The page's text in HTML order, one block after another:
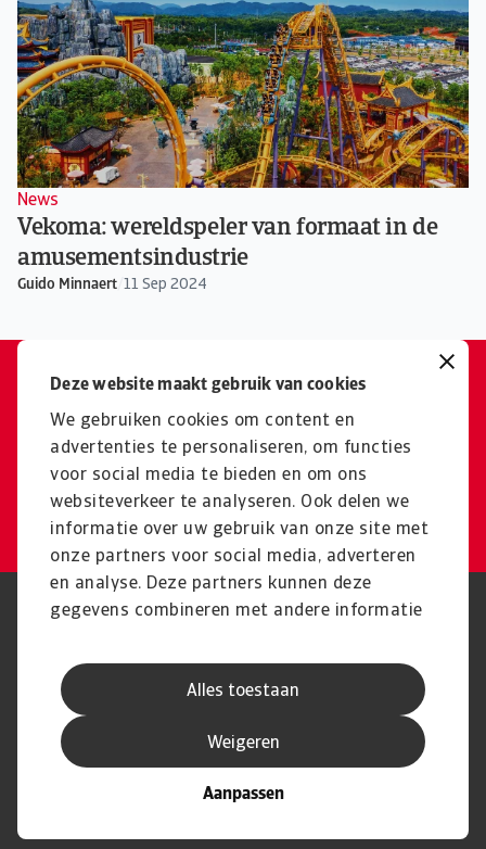
Deze website maakt gebruik van cookies
We gebruiken cookies om content en
advertenties te personaliseren, om functies
voor social media te bieden en om ons
websiteverkeer te analyseren. Ook delen we
informatie over uw gebruik van onze site met
onze partners voor social media, adverteren
en analyse. Deze partners kunnen deze
gegevens combineren met andere informatie
verzameld op basis van uw gebruik van hun
services.
Alles toestaan
Aanpassen
Weigeren
News
Vekoma: wereld­speler van formaat in de
amusements­industrie
Guido Minnaert 11 Sep 2024
Neem contact met ons op
Onze experts staan klaar om te
helpen
Neem contact op
Phishing en Security
Privacyverklaring
Juridische informatie
Supplier information
Atradius Dutch State Business handelt in